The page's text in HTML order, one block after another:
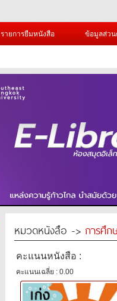
รายการยืมหนังสือ ข้อมูลส่ว
หมวดหนังสือ -> การศึก
คะแนนหนังสือ :
คะแนนเฉลี่ย : 0.00